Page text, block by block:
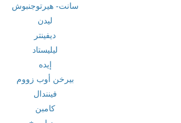
سانت- هيرتوجنبوش
ليدن
ديفينتر
ليليستاد
إيده
بيرخن أوب زووم
فينندال
كامبن